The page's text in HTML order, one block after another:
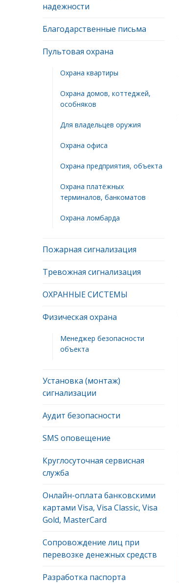
надежности
Благодарственные письма
Пультовая охрана
Охрана квартиры
Охрана домов, коттеджей,
особняков
Для владельцев оружия
Охрана офиса
Охрана предприятия, объекта
Охрана платёжных
терминалов, банкоматов
Охрана ломбарда
Пожарная сигнализация
Тревожная сигнализация
ОХРАННЫЕ СИСТЕМЫ
Физическая охрана
Менеджер безопасности
объекта
Установка (монтаж)
сигнализации
Аудит безопасности
SMS оповещение
Круглосуточная сервисная
служба
Онлайн-оплата банковскими
картами Visa, Visa Classic, Visa
Gold, MasterCard
Сопровождение лиц при
перевозке денежных средств
Разработка паспорта